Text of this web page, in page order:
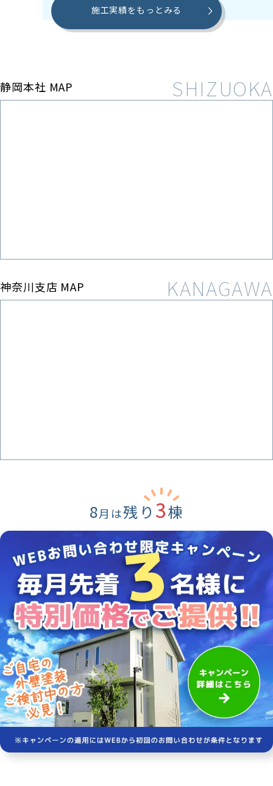
施工実績をもっとみる
静岡本社 MAP
神奈川支店 MAP
8月は残り 3棟